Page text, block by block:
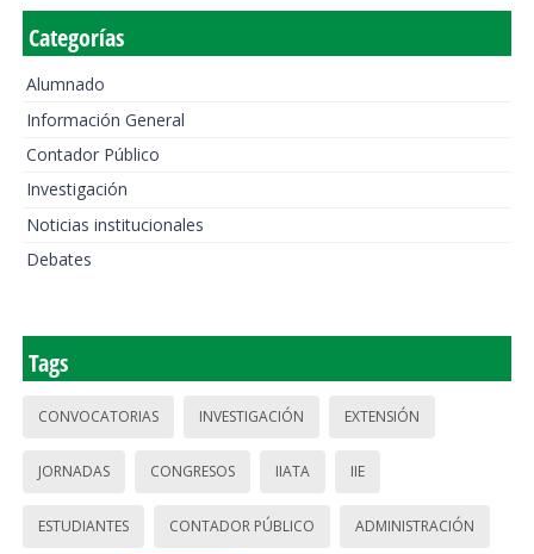
Categorías
Alumnado
Información General
Contador Público
Investigación
Noticias institucionales
Debates
Tags
CONVOCATORIAS INVESTIGACIÓN EXTENSIÓN
JORNADAS CONGRESOS IIATA IIE
ESTUDIANTES CONTADOR PÚBLICO ADMINISTRACIÓN